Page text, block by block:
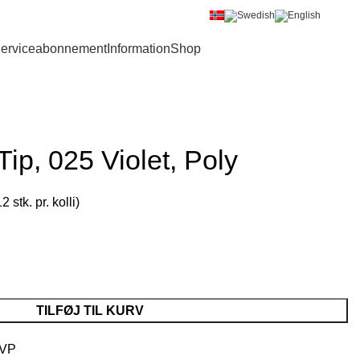
InformationShop
025 Violet, Poly
TILFØJ TIL KURV